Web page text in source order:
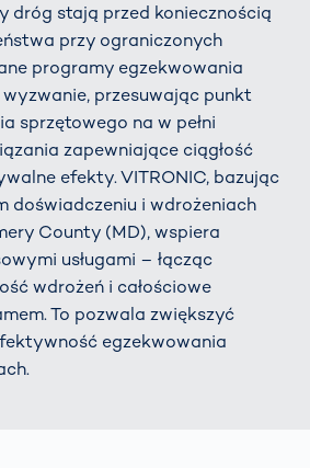
dróg stają przed koniecznością
przy ograniczonych
programy egzekwowania
przesuwając punkt
sprzętowego na w pełni
zapewniające ciągłość
efekty. VITRONIC, bazując
doświadczeniu i wdrożeniach
County (MD), wspiera
usługami – łącząc
wdrożeń i całościowe
To pozwala zwiększyć
egzekwowania